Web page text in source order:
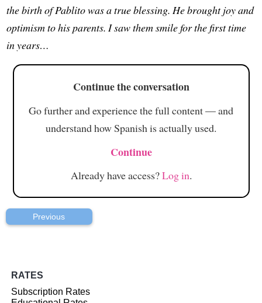
the birth of Pablito was a true blessing. He brought joy and
optimism to his parents. I saw them smile for the first time
in years…
Continue the conversation
Go further and experience the full content — and
understand how Spanish is actually used.
Continue
Already have access?Log in.
Previous
RATES
Subscription Rates